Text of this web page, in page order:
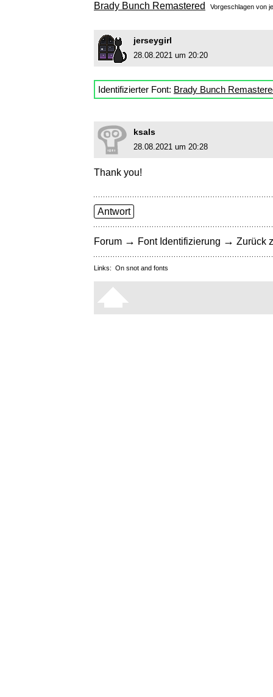
Brady Bunch Remastered Vorgeschlagen von
jerseygirl
28.08.2021 um 20:20
Identifizierter Font: Brady Bunch
ksals
28.08.2021 um 20:28
Thank you!
Antwort
Forum → Font Identifizierung → Zurück
Links: On snot and fonts